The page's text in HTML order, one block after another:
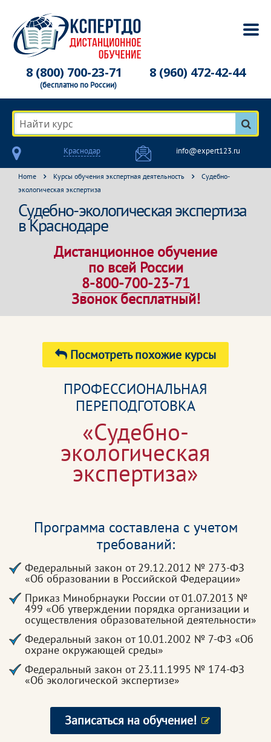
8 (800) 700-23-71
(бесплатно по России)
8 (960) 472-42-44
Найти курс
Краснодар info@expert123.ru
Home Курсы обучения экспертная деятельность
Судебно-
экологическая экспертиза
Судебно-экологическая экспертиза
в Краснодаре
Дистанционное обучение
по всей России
8-800-700-23-71
Звонок бесплатный!
Посмотреть похожие курсы
ПРОФЕССИОНАЛЬНАЯ
ПЕРЕПОДГОТОВКА
«Судебно-
экологическая
экспертиза»
Программа составлена с учетом
требований:
Федеральный закон от 29.12.2012 № 273-ФЗ
«Об образовании в Российской Федерации»
Приказ Минобрнауки России от 01.07.2013 №
499 «Об утверждении порядка организации и
осуществления образовательной деятельности»
Федеральный закон от 10.01.2002 № 7-ФЗ «Об
охране окружающей среды»
Федеральный закон от 23.11.1995 № 174-ФЗ
«Об экологической экспертизе»
Записаться на обучение!